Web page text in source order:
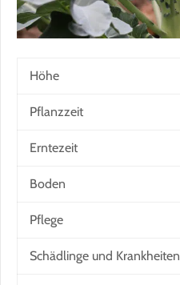
Höhe
Pflanzzeit
Erntezeit
Boden
Pflege
Schädlinge und Krankheiten